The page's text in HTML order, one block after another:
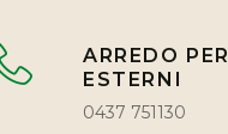
ARREDO PER
ESTERNI
0437 751130